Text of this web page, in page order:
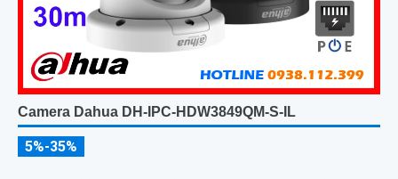
Camera Dahua DH-IPC-HDW3849QM-S-IL
5%-35%